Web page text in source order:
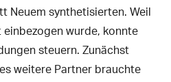
Neuem synthetisierten. Weil
wurde, konnte
steuern. Zunächst
weitere Partner brauchte